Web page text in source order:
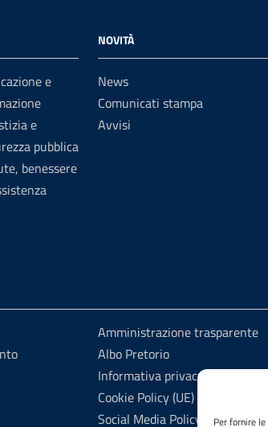
Per fornire
e
e
pubblica
benessere
NOVITÀ
News
Comunicati stampa
Avvisi
Amministrazione trasparente
Albo Pretorio
Informativa privacy
Cookie Policy (UE)
Social Media Policy